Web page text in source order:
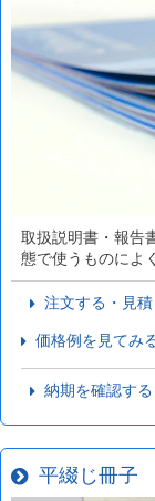
取扱説明書・報告
態で使うものによ
注文する・見
価格例を見てみ
納期を確認する
平綴じ冊子